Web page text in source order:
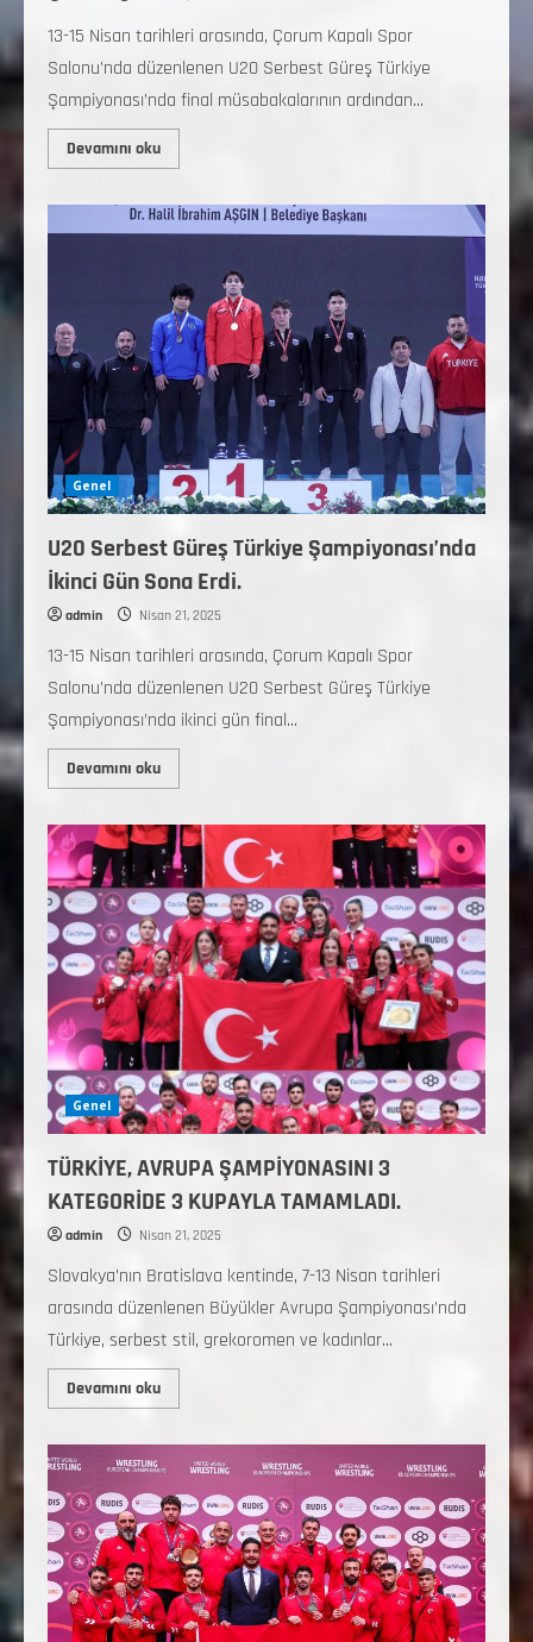
13-15 Nisan tarihleri arasında, Çorum Kapalı Spor
Salonu’nda düzenlenen U20 Serbest Güreş Türkiye
Şampiyonası’nda final müsabakalarının ardından...
Devamını oku
Genel
U20 Serbest Güreş Türkiye Şampiyonası’nda
İkinci Gün Sona Erdi.
admin Nisan 21, 2025
13-15 Nisan tarihleri arasında, Çorum Kapalı Spor
Salonu’nda düzenlenen U20 Serbest Güreş Türkiye
Şampiyonası’nda ikinci gün final...
Devamını oku
Genel
TÜRKİYE, AVRUPA ŞAMPİYONASINI 3
KATEGORİDE 3 KUPAYLA TAMAMLADI.
admin Nisan 21, 2025
Slovakya’nın Bratislava kentinde, 7-13 Nisan tarihleri
arasında düzenlenen Büyükler Avrupa Şampiyonası’nda
Türkiye, serbest stil, grekoromen ve kadınlar...
Devamını oku